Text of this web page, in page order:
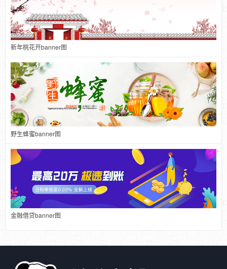
新年桃花开banner图
野生蜂蜜banner图
金融借贷banner图